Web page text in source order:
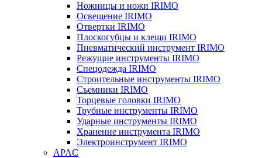
Ножницы и ножи IRIMO
Освещение IRIMO
Отвертки IRIMO
Плоскогубцы и клещи IRIMO
Пневматический инструмент IRIMO
Режущие инструменты IRIMO
Спецодежда IRIMO
Строительные инструменты IRIMO
Съемники IRIMO
Торцевые головки IRIMO
Трубные инструменты IRIMO
Ударные инструменты IRIMO
Хранение инструмента IRIMO
Электроинструмент IRIMO
APAC